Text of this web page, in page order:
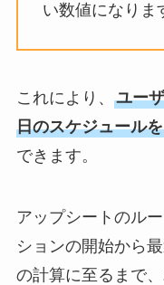
い数値になりま
これにより、 ユー
日のスケジュール
できます。
アップシートのル
ションの開始から
の計算に至るまで